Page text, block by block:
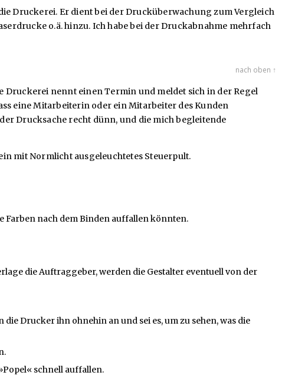
Druckerei. Er dient bei der Drucküberwachung zum Vergleich
o.ä. hinzu. Ich habe bei der Druckabnahme mehrfach
nach oben ↑
nennt einen Termin und meldet sich in der Regel
eine Mitarbeiterin oder ein Mitarbeiter des Kunden
Drucksache recht dünn, und die mich begleitende
mit Normlicht ausgeleuchtetes Steuerpult.
Farben nach dem Binden auffallen könnten.
die Auftraggeber, werden die Gestalter eventuell von der
Drucker ihn ohnehin an und sei es, um zu sehen, was die
schnell auffallen.